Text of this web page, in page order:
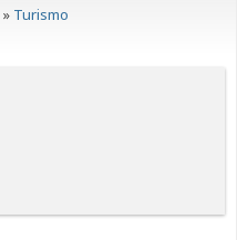
» Turismo